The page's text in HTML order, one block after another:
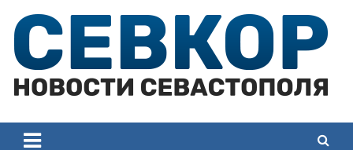
content
Севастополя
Севастополя